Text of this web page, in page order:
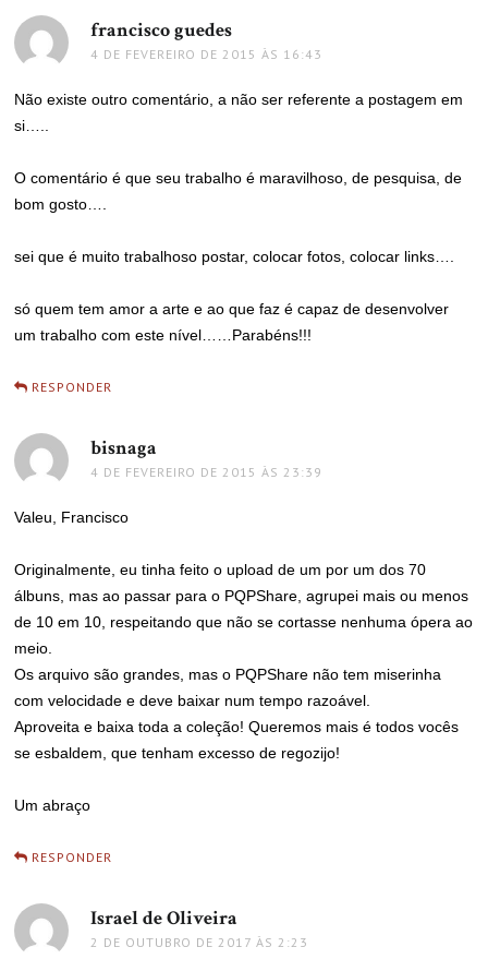
francisco guedes
4 DE FEVEREIRO DE 2015 ÀS 16:43
Não existe outro comentário, a não ser referente a postagem em
si…..
O comentário é que seu trabalho é maravilhoso, de pesquisa, de
bom gosto….
sei que é muito trabalhoso postar, colocar fotos, colocar links….
só quem tem amor a arte e ao que faz é capaz de desenvolver
um trabalho com este nível……Parabéns!!!
RESPONDER
bisnaga
4 DE FEVEREIRO DE 2015 ÀS 23:39
Valeu, Francisco
Originalmente, eu tinha feito o upload de um por um dos 70
álbuns, mas ao passar para o PQPShare, agrupei mais ou menos
de 10 em 10, respeitando que não se cortasse nenhuma ópera ao
meio.
Os arquivo são grandes, mas o PQPShare não tem miserinha
com velocidade e deve baixar num tempo razoável.
Aproveita e baixa toda a coleção! Queremos mais é todos vocês
se esbaldem, que tenham excesso de regozijo!
Um abraço
RESPONDER
Israel de Oliveira
2 DE OUTUBRO DE 2017 ÀS 2:23